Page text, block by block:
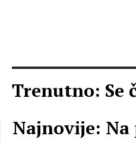
Trenutno: Se
Najnovije: